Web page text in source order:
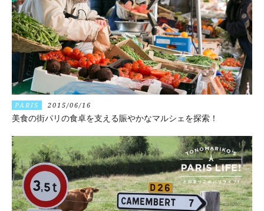
PARIS 2015/06/16
美食の街パリの食卓を支える賑やかなマルシェを探索！